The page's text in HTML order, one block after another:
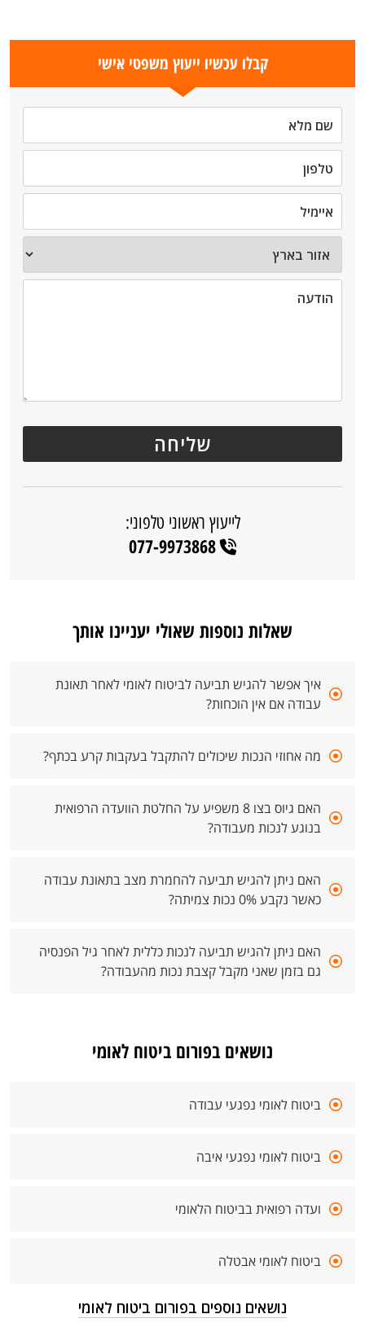
קבלו עכשיו ייעוץ משפטי אישי
לייעוץ ראשוני טלפוני:
077-9973868
שאלות נוספות שאולי יעניינו אותך
איך אפשר להגיש תביעה לביטוח לאומי לאחר תאונת
עבודה אם אין הוכחות?
מה אחוזי הנכות שיכולים להתקבל בעקבות קרע בכתף?
האם גיוס בצו 8 משפיע על החלטת הוועדה הרפואית
בנוגע לנכות מעבודה?
האם ניתן להגיש תביעה להחמרת מצב בתאונת עבודה
כאשר נקבע 0% נכות צמיתה?
האם ניתן להגיש תביעה לנכות כללית לאחר גיל הפנסיה
גם בזמן שאני מקבל קצבת נכות מהעבודה?
נושאים בפורום ביטוח לאומי
ביטוח לאומי נפגעי עבודה
ביטוח לאומי נפגעי איבה
ועדה רפואית בביטוח הלאומי
ביטוח לאומי אבטלה
נושאים נוספים בפורום ביטוח לאומי